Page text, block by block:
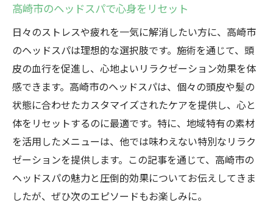
高崎市のヘッドスパで心身をリセット
日々のストレスや疲れを一気に解消したい方に、高崎市
のヘッドスパは理想的な選択肢です。施術を通じて、頭
皮の血行を促進し、心地よいリラクゼーション効果を体
感できます。高崎市のヘッドスパは、個々の頭皮や髪の
状態に合わせたカスタマイズされたケアを提供し、心と
体をリセットするのに最適です。特に、地域特有の素材
を活用したメニューは、他では味わえない特別なリラク
ゼーションを提供します。この記事を通じて、高崎市の
ヘッドスパの魅力と圧倒的効果についてお伝えしてきま
したが、ぜひ次のエピソードもお楽しみに。